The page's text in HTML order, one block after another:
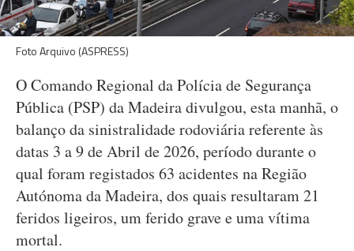
Foto Arquivo (ASPRESS)
O Comando Regional da Polícia de Segurança
Pública (PSP) da Madeira divulgou, esta manhã, o
balanço da sinistralidade rodoviária referente às
datas 3 a 9 de Abril de 2026, período durante o
qual foram registados 63 acidentes na Região
Autónoma da Madeira, dos quais resultaram 21
feridos ligeiros, um ferido grave e uma vítima
mortal.